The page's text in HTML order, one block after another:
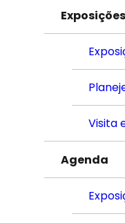
Exposições
Visita
Agenda